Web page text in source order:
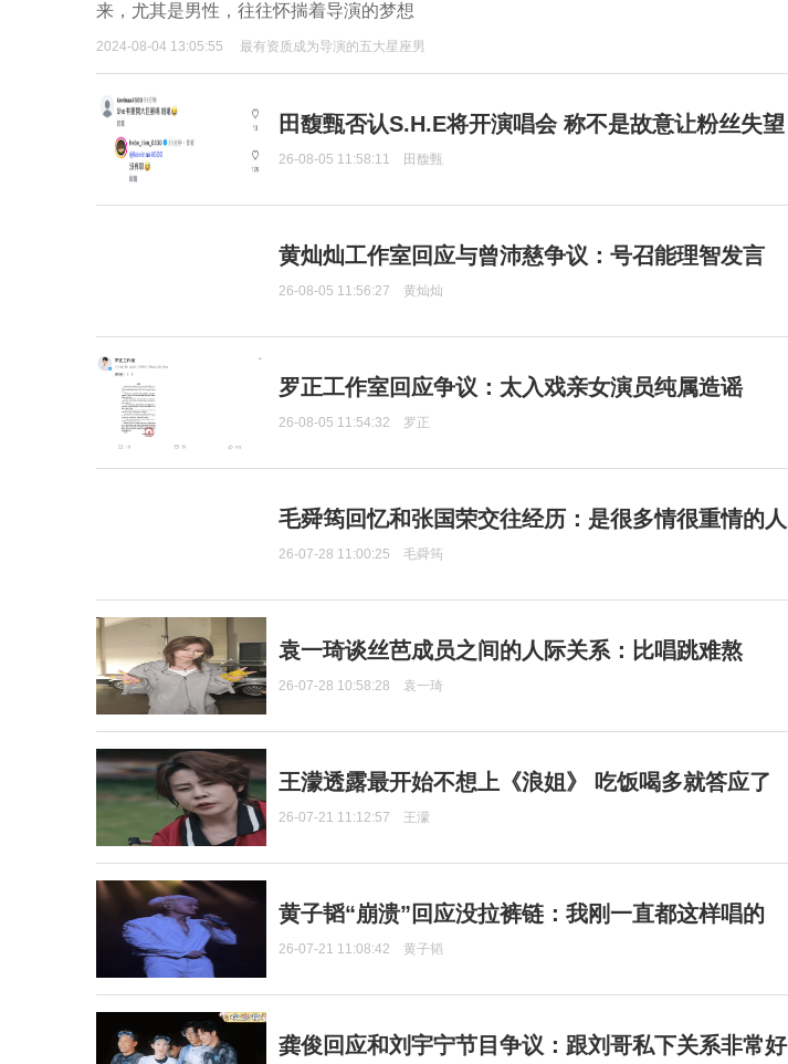
来，尤其是男性，往往怀揣着导演的梦想
2024-08-04 13:05:55 最有资质成为导演的五大星座男
田馥甄否认S.H.E将开演唱会 称不是故意让粉丝失望
26-08-05 11:58:11 田馥甄
黄灿灿工作室回应与曾沛慈争议：号召能理智发言
26-08-05 11:56:27 黄灿灿
罗正工作室回应争议：太入戏亲女演员纯属造谣
26-08-05 11:54:32 罗正
毛舜筠回忆和张国荣交往经历：是很多情很重情的人
26-07-28 11:00:25 毛舜筠
袁一琦谈丝芭成员之间的人际关系：比唱跳难熬
26-07-28 10:58:28 袁一琦
王濛透露最开始不想上《浪姐》 吃饭喝多就答应了
26-07-21 11:12:57 王濛
黄子韬“崩溃”回应没拉裤链：我刚一直都这样唱的
26-07-21 11:08:42 黄子韬
龚俊回应和刘宇宁节目争议：跟刘哥私下关系非常好